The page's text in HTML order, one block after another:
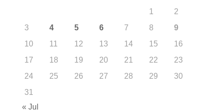
1
2
3
4 5 6 7 8
9
10
11 12 13 14 15
16
17
18 19 20 21 22
23
24
25 26 27 28 29
30
31
« Jul